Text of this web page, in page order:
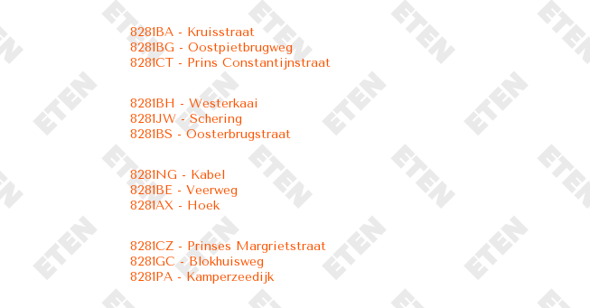
8281BA - Kruisstraat
8281BG - Oostpietbrugweg
8281CT - Prins Constantijnstraat
8281BH - Westerkaai
8281JW - Schering
8281BS - Oosterbrugstraat
8281NG - Kabel
8281BE - Veerweg
8281AX - Hoek
8281CZ - Prinses Margrietstraat
8281GC - Blokhuisweg
8281PA - Kamperzeedijk